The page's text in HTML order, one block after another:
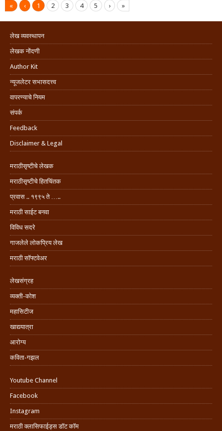
« ‹ 1 2 3 4 5 › »
लेख व्यवस्थापन
लेखक नोंदणी
Author Kit
न्यूजलेटर सभासदत्त्व
वापरण्याचे नियम
संपर्क
Feedback
Disclaimer & Legal
मराठीसृष्टीचे लेखक
मराठीसृष्टीचे हितचिंतक
प्रवास .. १९९५ ते …..
मराठी साईट बनवा
विविध सदरे
गाजलेले लोकप्रिय लेख
मराठी सॉफ्टवेअर
लेखसंग्रह
व्यक्ती-कोश
महासिटीज
खाद्ययात्रा
आरोग्य
कविता-गझल
Youtube Channel
Facebook
Instagram
मराठी क्लासिफाईड्स डॉट कॉम